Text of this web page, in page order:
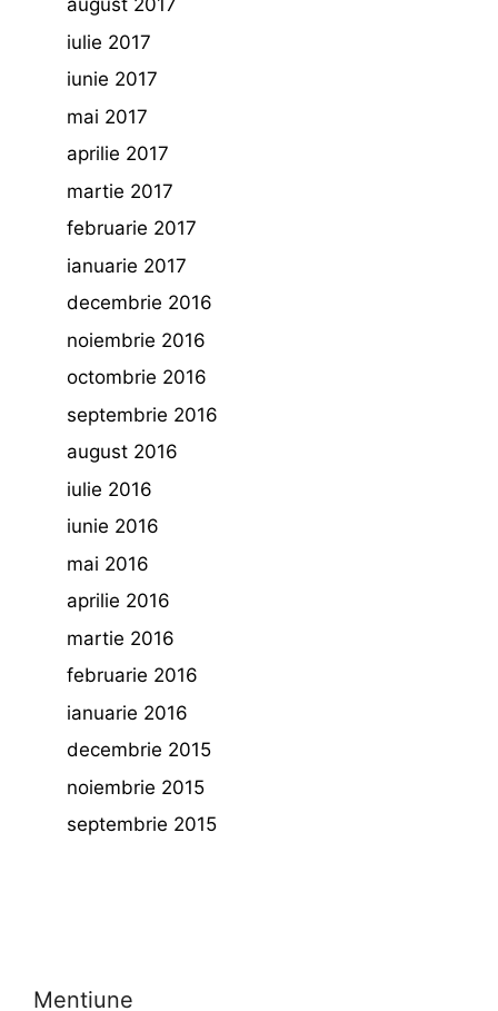
august 2017
iulie 2017
iunie 2017
mai 2017
aprilie 2017
martie 2017
februarie 2017
ianuarie 2017
decembrie 2016
noiembrie 2016
octombrie 2016
septembrie 2016
august 2016
iulie 2016
iunie 2016
mai 2016
aprilie 2016
martie 2016
februarie 2016
ianuarie 2016
decembrie 2015
noiembrie 2015
septembrie 2015
Mentiune